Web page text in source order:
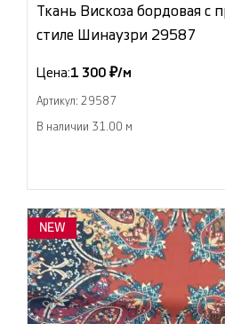
Ткань Вискоза бордовая с
стиле Шинаузри 29587
Цена:1 300 ₽/м
Артикул: 29587
В наличии 31.00 м
NEW